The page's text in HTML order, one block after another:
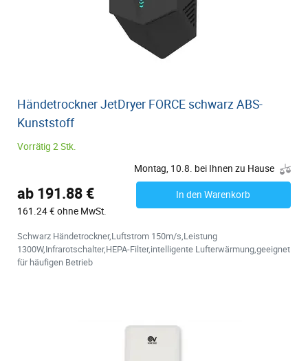
Händetrockner JetDryer FORCE schwarz ABS-
Kunststoff
Vorrätig 2 Stk.
Montag, 10.8. bei Ihnen zu Hause
ab 191.88 €
161.24 € ohne MwSt.
In den Warenkorb
Schwarz Händetrockner,Luftstrom 150m/s,Leistung
1300W,Infrarotschalter,HEPA-Filter,intelligente Lufterwärmung,geeignet
für häufigen Betrieb